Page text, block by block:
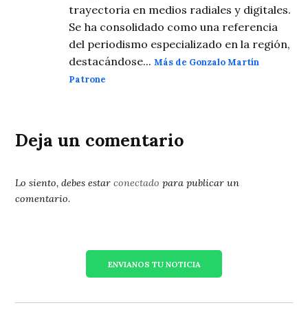
trayectoria en medios radiales y digitales.
Se ha consolidado como una referencia
del periodismo especializado en la región,
destacándose...Más de Gonzalo Martín
Patrone
Deja un comentario
Lo siento, debes estarconectado para publicar un
comentario.
ENVIANOS TU NOTICIA